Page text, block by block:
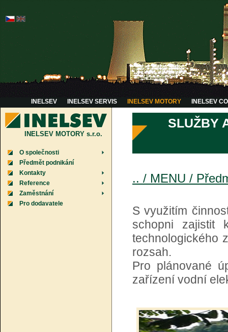
INELSEV
INELSEV MOTORY
INELSEV SERVIS
INELSEV
INELSEV MOTORY s.r.o.
O společnosti
Předmět podnikání
Kontakty
Reference
Zaměstnání
Pro dodavatele
SLUŽBY
.. / MENU /
S využitím
schopni zajistit
technologického
rozsah.
Pro plánované
zařízení vodní